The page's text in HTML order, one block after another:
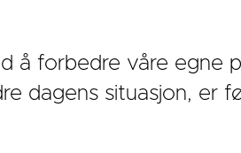
å forbedre våre egne
dagens situasjon, er